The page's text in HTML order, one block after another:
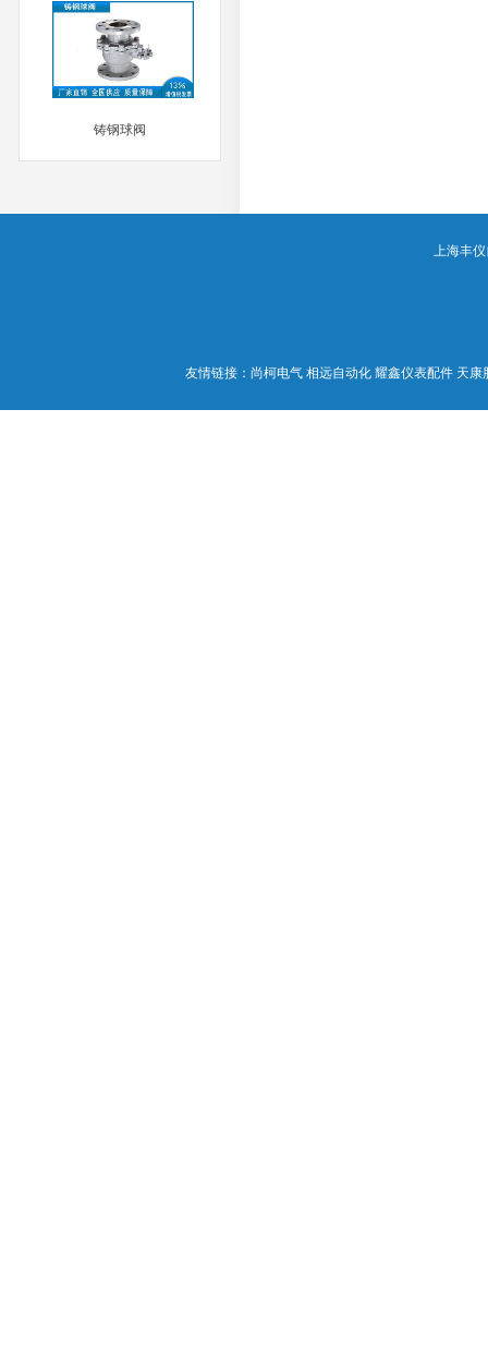
铸钢球阀
上海丰
友情链接： 尚柯电气 相远自动化 耀鑫仪表配件 天康